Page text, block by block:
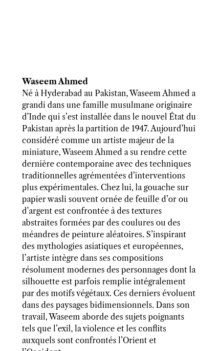
Waseem Ahmed
Né à Hyderabad au Pakistan, Waseem Ahmed a
grandi dans une famille musulmane originaire
d’Inde qui s’est installée dans le nouvel État du
Pakistan après la partition de 1947. Aujourd’hui
considéré comme un artiste majeur de la
miniature, Waseem Ahmed a su rendre cette
dernière contemporaine avec des techniques
traditionnelles agrémentées d’interventions
plus expérimentales. Chez lui, la gouache sur
papier wasli souvent ornée de feuille d’or ou
d’argent est confrontée à des textures
abstraites formées par des coulures ou des
méandres de peinture aléatoires. S’inspirant
des mythologies asiatiques et européennes,
l’artiste intègre dans ses compositions
résolument modernes des personnages dont la
silhouette est parfois remplie intégralement
par des motifs végétaux. Ces derniers évoluent
dans des paysages bidimensionnels. Dans son
travail, Waseem aborde des sujets poignants
tels que l’exil, la violence et les conflits
auxquels sont confrontés l’Orient et